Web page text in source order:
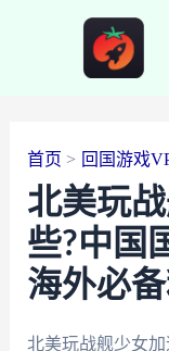
首页 回国游戏
北美玩
些?中国
海外必
北美玩战舰少女